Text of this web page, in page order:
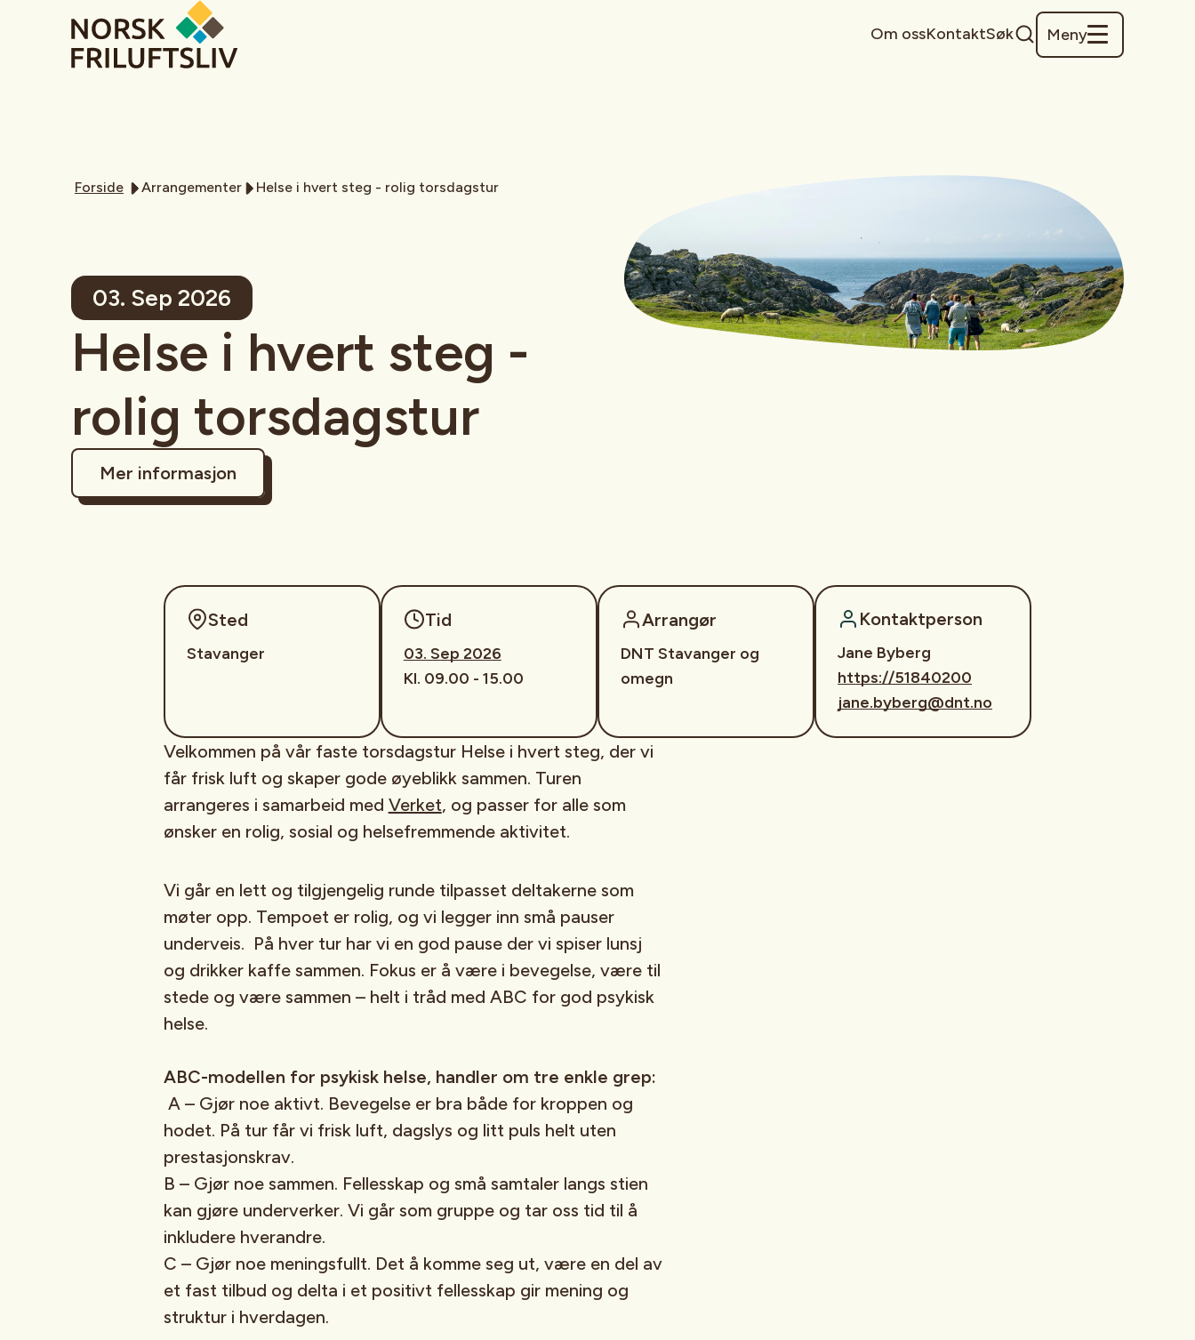
Om ossKontaktSøk Meny
Forside Arrangementer Helse i hvert steg - rolig torsdagstur
03. Sep 2026
Helse i hvert steg -
rolig torsdagstur
Mer informasjon
Sted
Stavanger
Tid
03. Sep 2026
Kl. 09.00 - 15.00
Arrangør
DNT Stavanger og
omegn
Kontaktperson
Jane Byberg
https://51840200
jane.byberg@dnt.no
Velkommen på vår faste torsdagstur Helse i hvert steg, der vi
får frisk luft og skaper gode øyeblikk sammen. Turen
arrangeres i samarbeid med Verket, og passer for alle som
ønsker en rolig, sosial og helsefremmende aktivitet.
Vi går en lett og tilgjengelig runde tilpasset deltakerne som
møter opp. Tempoet er rolig, og vi legger inn små pauser
underveis. På hver tur har vi en god pause der vi spiser lunsj
og drikker kaffe sammen. Fokus er å være i bevegelse, være til
stede og være sammen – helt i tråd med ABC for god psykisk
helse.
ABC-modellen for psykisk helse, handler om tre enkle grep:
A – Gjør noe aktivt. Bevegelse er bra både for kroppen og
hodet. På tur får vi frisk luft, dagslys og litt puls helt uten
prestasjonskrav.
B – Gjør noe sammen. Fellesskap og små samtaler langs stien
kan gjøre underverker. Vi går som gruppe og tar oss tid til å
inkludere hverandre.
C – Gjør noe meningsfullt. Det å komme seg ut, være en del av
et fast tilbud og delta i et positivt fellesskap gir mening og
struktur i hverdagen.